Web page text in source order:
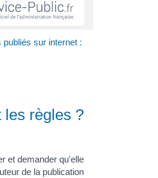
sur internet :
les règles ?
et demander qu'elle
de la publication